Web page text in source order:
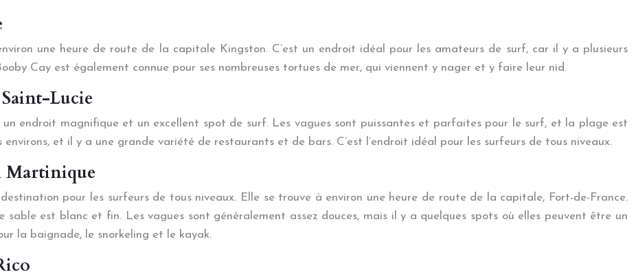
une heure de route de la capitale Kingston. C’est un endroit idéal pour les amateurs de surf, car il y a plusieurs
Cay est également connue pour ses nombreuses tortues de mer, qui viennent y nager et y faire leur nid.
Lucie
endroit magnifique et un excellent spot de surf. Les vagues sont puissantes et parfaites pour le surf, et la plage est
et il y a une grande variété de restaurants et de bars. C’est l’endroit idéal pour les surfeurs de tous niveaux.
Martinique
pour les surfeurs de tous niveaux. Elle se trouve à environ une heure de route de la capitale, Fort-de-France.
est blanc et fin. Les vagues sont généralement assez douces, mais il y a quelques spots où elles peuvent être un
la baignade, le snorkeling et le kayak.